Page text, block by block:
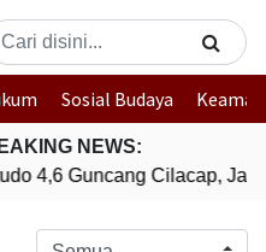
Sosial Budaya
NEWS:
4,6 Guncang Cilacap, Jawa